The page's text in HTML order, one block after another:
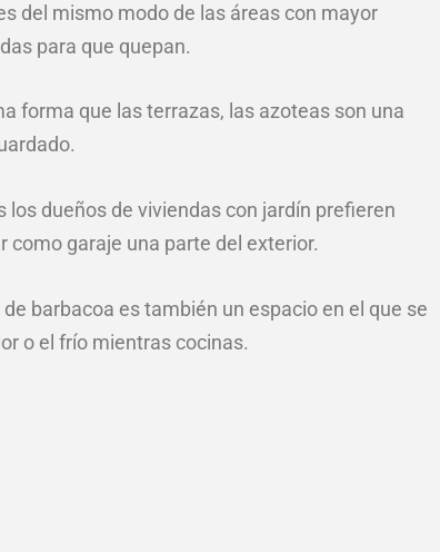
del mismo modo de las áreas con mayor
para que quepan.
forma que las terrazas, las azoteas son una
los dueños de viviendas con jardín prefieren
garaje una parte del exterior.
de barbacoa es también un espacio en el que se
o el frío mientras cocinas.